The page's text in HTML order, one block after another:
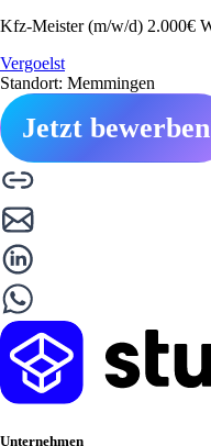
Kfz-Meister (m/w/d) 2.000€
Vergoelst
Standort: Memmingen
Jetzt bewerben
Unternehmen